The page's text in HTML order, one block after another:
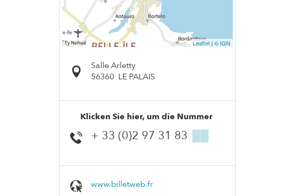
Leaflet| © IGN
Salle Arletty
56360 LE PALAIS
Klicken Sie hier, um die Nummer
+ 33 (0)2 97 31 83 ▒▒
www.billetweb.fr